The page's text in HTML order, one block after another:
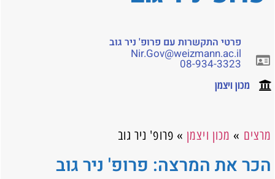
פרטי התקשרות עם פרופ' ניר גוב
Nir.Gov@weizmann.ac.il
08-934-3323
מכון ויצמן
מרצים » מכון ויצמן » פרופ' ניר גוב
הכר את המרצה: פרופ' ניר גוב